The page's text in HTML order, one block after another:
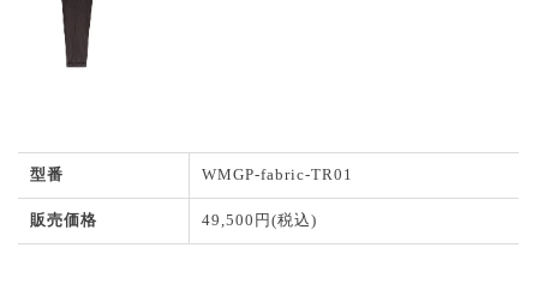
型番 WMGP-fabric-TR01
販売価格 49,500円(税込)